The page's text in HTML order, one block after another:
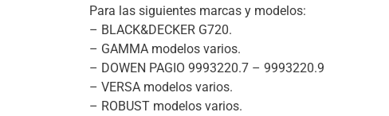
Para las siguientes marcas y modelos:
– BLACK&DECKER G720.
– GAMMA modelos varios.
– DOWEN PAGIO 9993220.7 – 9993220.9
– VERSA modelos varios.
– ROBUST modelos varios.